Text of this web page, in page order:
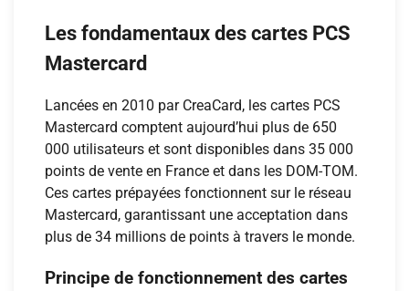
Les fondamentaux des cartes PCS
Mastercard
Lancées en 2010 par CreaCard, les cartes PCS
Mastercard comptent aujourd’hui plus de 650
000 utilisateurs et sont disponibles dans 35 000
points de vente en France et dans les DOM-TOM.
Ces cartes prépayées fonctionnent sur le réseau
Mastercard, garantissant une acceptation dans
plus de 34 millions de points à travers le monde.
Principe de fonctionnement des cartes